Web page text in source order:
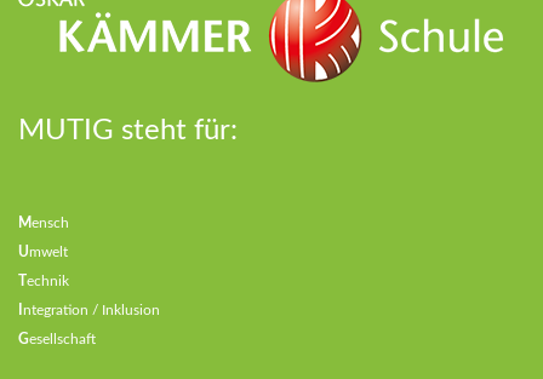
MUTIG steht für:
Mensch
Umwelt
Technik
ntegration / Inklusion
Gesellschaft